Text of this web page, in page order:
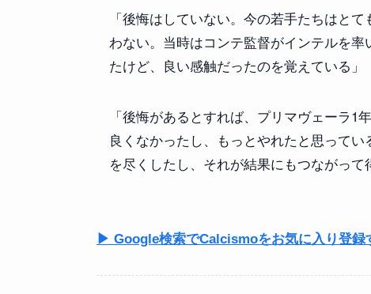
「後悔はしていない。今の若手たちはと
わない。当時はコンテ監督がインテルを
たけど、良い感触だったのを覚えている」
「後悔があるとすれば、プリマヴェーラ1
良くなかったし、もっとやれたと思って
を尽くしたし、それが結果にもつながっ
▶ Google検索でCalcismoをお気に入り登録